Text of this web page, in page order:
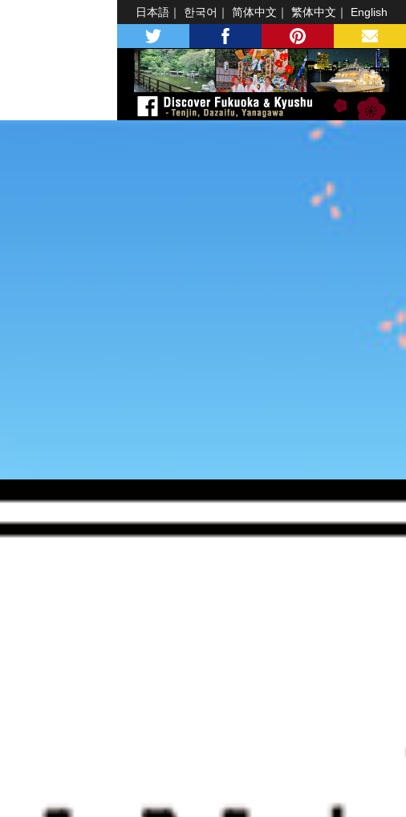
日本語 한국어 简体中文 繁体中文 English
twitter facebook pinterest MAIL